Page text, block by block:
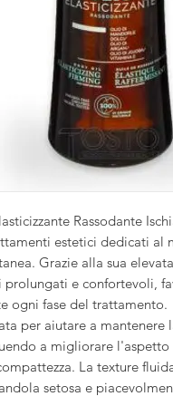
Rassodante
estetici dedicati al
Grazie alla sua
prolungati e confortevoli,
ogni fase del trattamento.
per aiutare a
a migliorare l'aspetto
La texture
setosa e